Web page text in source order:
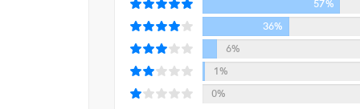
김수미 선생님의 가르침을 통해 나는 그동안 다
제2의 조국에서 만난 또 다른 어머니, 김수미 선
“수미 쌤! Thank you!”
- 미카엘 아쉬미노프 (셰프)
57%
36%
6%
1%
0%